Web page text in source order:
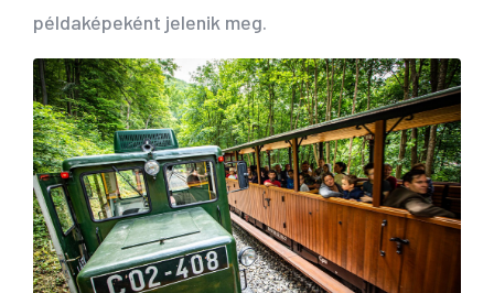
példaképeként jelenik meg.